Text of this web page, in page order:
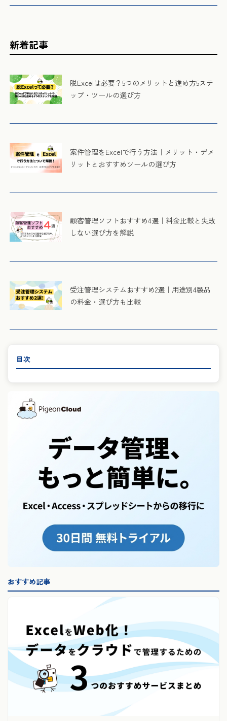
新着記事
脱Excelは必要？5つのメリットと進め方5ステ
ップ・ツールの選び方
案件管理をExcelで行う方法｜メリット・デメ
リットとおすすめツールの選び方
顧客管理ソフトおすすめ4選｜料金比較と失敗
しない選び方を解説
受注管理システムおすすめ2選｜用途別4製品
の料金・選び方も比較
目次
おすすめ記事